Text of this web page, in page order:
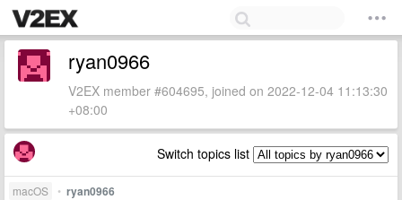
ryan0966
V2EX member #604695, joined on 2022-12-04 11:13:30
+08:00
Switch topics list
macOS • ryan0966